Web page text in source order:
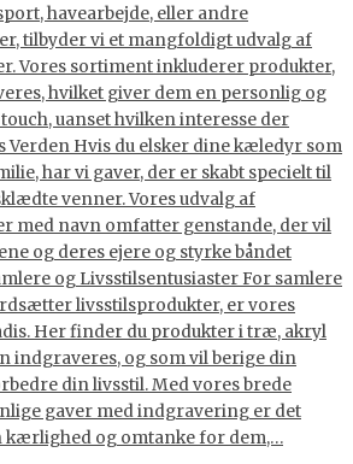
havearbejde, eller andre
tilbyder vi et mangfoldigt udvalg af
Vores sortiment inkluderer produkter,
hvilket giver dem en personlig og
uanset hvilken interesse der
Verden Hvis du elsker dine kæledyr som
har vi gaver, der er skabt specielt til
venner. Vores udvalg af
med navn omfatter genstande, der vil
og deres ejere og styrke båndet
og Livsstilsentusiaster For samlere
livsstilsprodukter, er vores
Her finder du produkter i træ, akryl
indgraveres, og som vil berige din
din livsstil. Med vores brede
gaver med indgravering er det
kærlighed og omtanke for dem,…